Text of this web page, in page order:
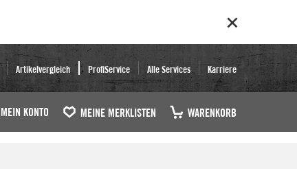
Artikelvergleich ProfiService Alle Services Karriere
MEIN KONTO MEINE MERKLISTEN WARENKORB